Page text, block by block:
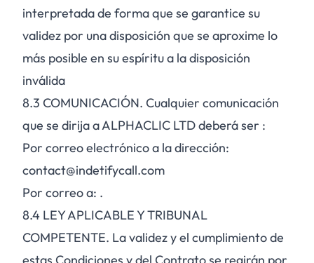
interpretada de forma que se garantice su
validez por una disposición que se aproxime lo
más posible en su espíritu a la disposición
inválida
8.3 COMUNICACIÓN. Cualquier comunicación
que se dirija a ALPHACLIC LTD deberá ser :
Por correo electrónico a la dirección:
contact@indetifycall.com
Por correo a: .
8.4 LEY APLICABLE Y TRIBUNAL
COMPETENTE. La validez y el cumplimiento de